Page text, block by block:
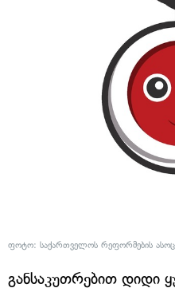
ფოტო: საქართველოს რეფორმების
განსაკუთრებით დიდი